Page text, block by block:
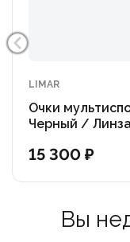
LIMAR
Очки
Черный /
15 300 ₽
Вы